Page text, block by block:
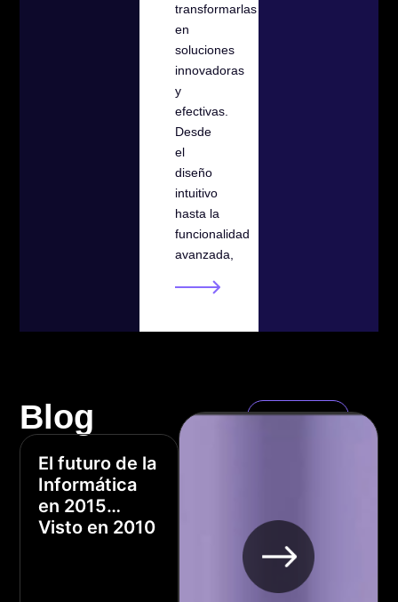
transformarlas
en
soluciones
innovadoras
y
efectivas.
Desde
el
diseño
intuitivo
hasta la
funcionalidad
avanzada,
Blog Ver todo
El futuro de la
Informática
en 2015…
Visto en 2010